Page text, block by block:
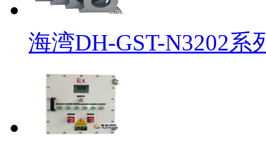
海湾DH-GST-N3202系